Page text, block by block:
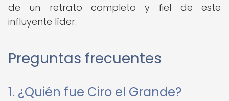
de un retrato completo y fiel de este
influyente líder.
Preguntas frecuentes
1. ¿Quién fue Ciro el Grande?